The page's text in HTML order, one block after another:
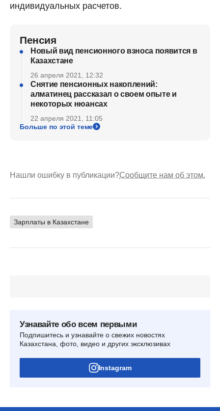
индивидуальных расчетов.
Пенсия
Новый вид пенсионного взноса появится в
Казахстане
26 апреля 2021, 12:32
Снятие пенсионных накоплений:
алматинец рассказал о своем опыте и
некоторых нюансах
22 апреля 2021, 11:05
Больше по этой теме
Нашли ошибку в публикации?Сообщите нам об этом.
Зарплаты в Казахстане
Узнавайте обо всем первыми
Подпишитесь и узнавайте о свежих новостях
Казахстана, фото, видео и других эксклюзивах
Instagram